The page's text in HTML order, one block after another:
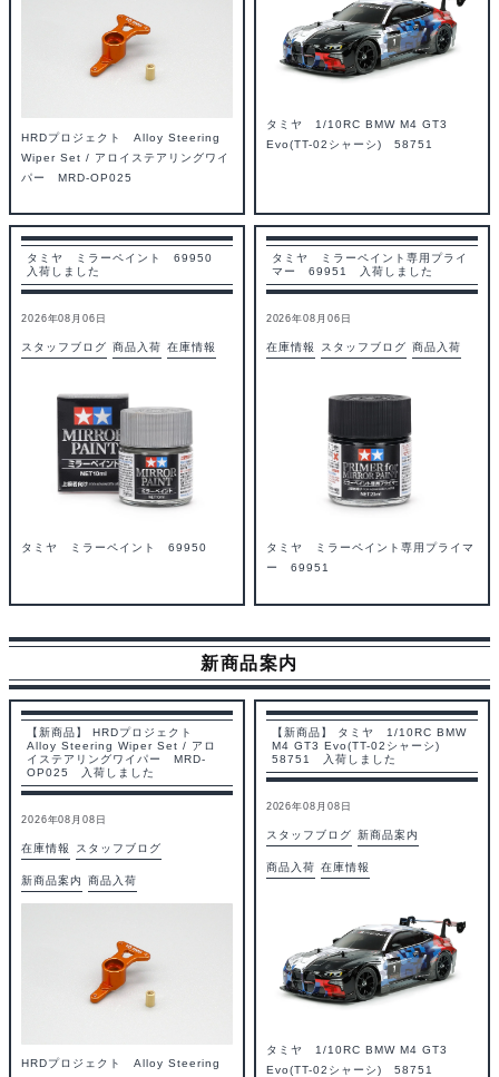
HRDプロジェクト Alloy Steering
Wiper Set / アロイステアリングワイ
パー MRD-OP025
タミヤ 1/10RC BMW M4 GT3
Evo(TT-02シャーシ) 58751
タミヤ ミラーペイント 69950
入荷しました
2026年08月06日
スタッフブログ 商品入荷 在庫情報
タミヤ ミラーペイント 69950
タミヤ ミラーペイント専用プライ
マー 69951 入荷しました
2026年08月06日
在庫情報 スタッフブログ 商品入荷
タミヤ ミラーペイント専用プライマ
ー 69951
新商品案内
【新商品】 HRDプロジェクト
Alloy Steering Wiper Set / アロ
イステアリングワイパー MRD-
OP025 入荷しました
2026年08月08日
在庫情報 スタッフブログ
新商品案内 商品入荷
HRDプロジェクト Alloy Steering
【新商品】 タミヤ 1/10RC BMW
M4 GT3 Evo(TT-02シャーシ)
58751 入荷しました
2026年08月08日
スタッフブログ 新商品案内
商品入荷 在庫情報
タミヤ 1/10RC BMW M4 GT3
Evo(TT-02シャーシ) 58751